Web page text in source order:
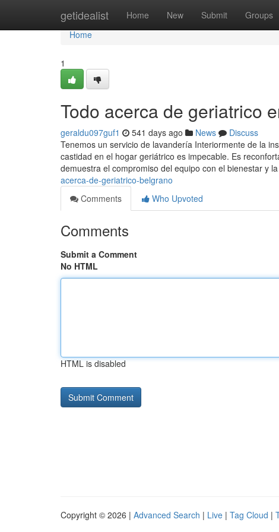
getidealist Home New Submit Groups
Home
Home
1
Todo acerca de geriatrico
geraldu097guf1 541 days ago News
Discuss
Tenemos un servicio de lavandería Interiormente de la
castidad en el hogar geriátrico es impecable. Es
demuestra el compromiso del equipo con el bienestar y la
acerca-de-geriatrico-belgrano
Comments
Who Upvoted
Comments
Submit a Comment
No HTML
HTML is disabled
Copyright © 2026 | Advanced Search | Live | Tag Cloud |